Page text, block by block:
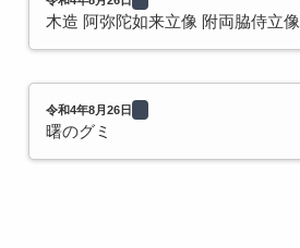
木造 阿弥陀如来立像 附両脇侍立像
令和4年8月26日
曙のグミ